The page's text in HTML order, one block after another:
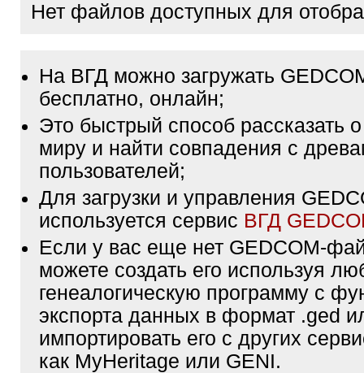
Нет файлов доступных для
На ВГД можно загружать
бесплатно, онлайн;
Это быстрый способ рассказать
миру и найти совпадения с
пользователей;
Для загрузки и управления
используется сервис ВГД
Если у вас еще нет GEDCOM-
можете создать его используя
генеалогическую программу с
экспорта данных в формат .ged
импортировать его с других
как MyHeritage или GENI.